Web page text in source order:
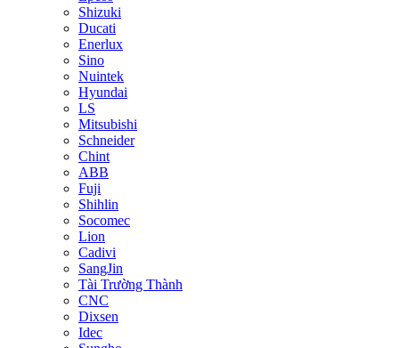
Shizuki
Ducati
Enerlux
Sino
Nuintek
Hyundai
LS
Mitsubishi
Schneider
Chint
ABB
Fuji
Shihlin
Socomec
Lion
Cadivi
SangJin
Tài Trường Thành
CNC
Dixsen
Idec